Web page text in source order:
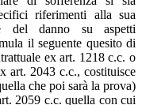
riferimenti alla sua
del danno su aspetti
il seguente quesito di
ex art. 1218 c.c. o
art. 2043 c.c., costituisce
che poi sarà la prova)
2059 c.c. quella con cui